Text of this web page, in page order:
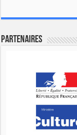
Partenaires